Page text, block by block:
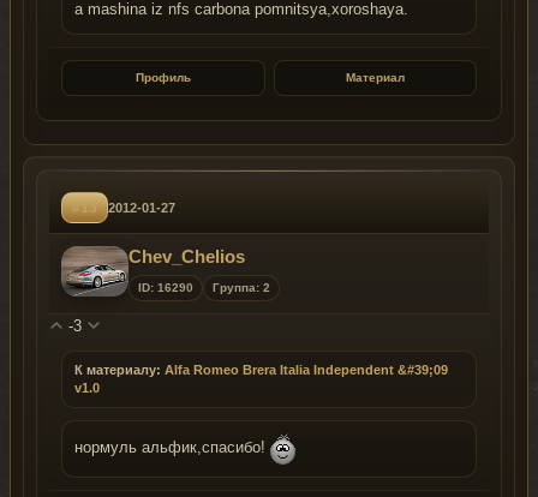
a mashina iz nfs carbona pomnitsya,xoroshaya.
Профиль Материал
#13 2012-01-27
Chev_Сhelios
ID: 16290 Группа: 2
-3
К материалу: Alfa Romeo Brera Italia Independent &#39;09
v1.0
нормуль альфик,спасибо!